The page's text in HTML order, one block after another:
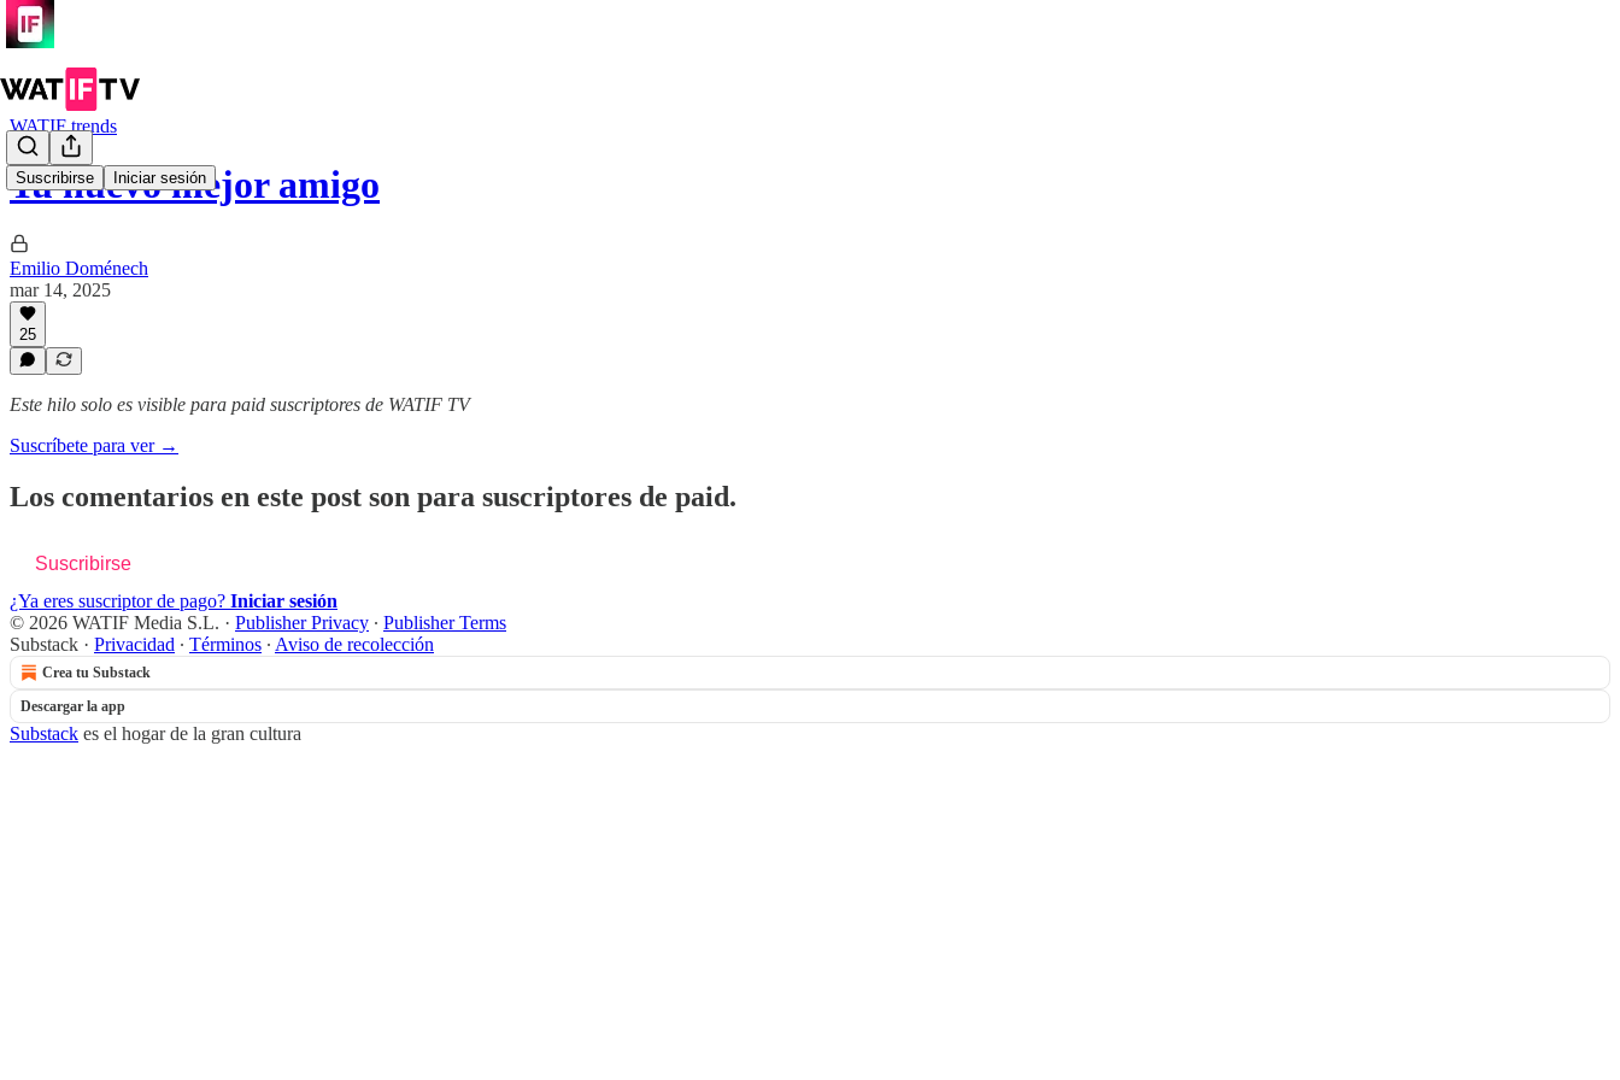
Suscribirse Iniciar sesión
WATIF trends
Tu nuevo mejor amigo
Emilio Doménech
mar 14, 2025
25
Este hilo solo es visible para paid suscriptores de WATIF TV
Suscríbete para ver →
Los comentarios en este post son para suscriptores de paid.
Suscribirse
¿Ya eres suscriptor de pago? Iniciar sesión
© 2026 WATIF Media S.L. · Publisher Privacy ∙ Publisher Terms
Substack · Privacidad ∙ Términos ∙ Aviso de recolección
Crea tu Substack
Descargar la app
Substack es el hogar de la gran cultura